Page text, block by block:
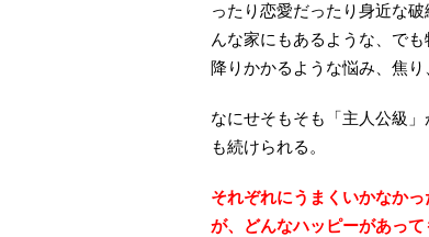
ったり恋愛だったり身近な
んな家にもあるような、で
降りかかるような悩み、焦
なにせそもそも「主人公級
も続けられる。
それぞれにうまくいかなか
が、どんなハッピーがあっ